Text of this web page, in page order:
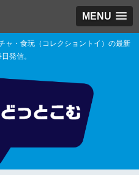
MENU
ャ・食玩（コレクショントイ）の最新
発信。